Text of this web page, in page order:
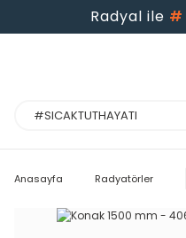
Radyal ile #
Anasayfa Radyatörler